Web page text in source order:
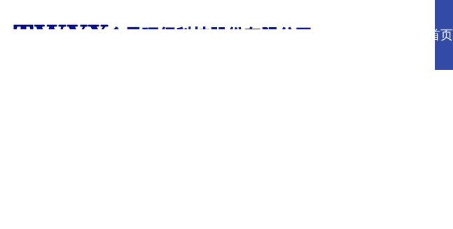
网站首页